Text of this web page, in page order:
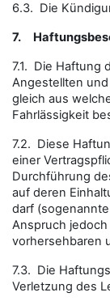
6.3. Die
7.
7.1. Die Haftung
Angestellten
gleich aus
Fahrlässigkeit
7.2. Diese
einer
Durchführung
auf deren
darf
Anspruch
vorhersehbaren
7.3. Die
Verletzung des